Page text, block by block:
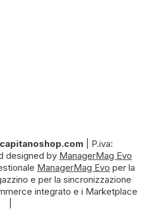
P.iva:
designed by ManagerMag Evo
ManagerMag Evo per la
e per la sincronizzazione
integrato e i Marketplace